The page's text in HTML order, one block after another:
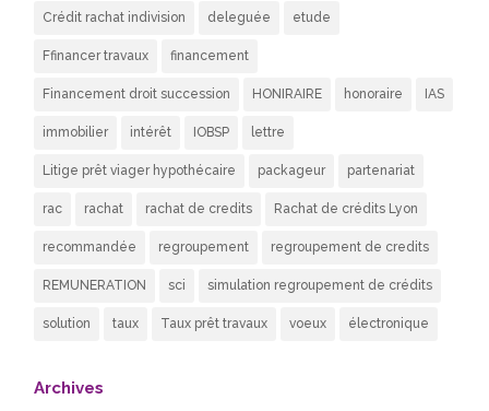
Crédit rachat indivision deleguée etude
Ffinancer travaux financement
Financement droit succession HONIRAIRE honoraire IAS
immobilier intérêt IOBSP lettre
Litige prêt viager hypothécaire packageur partenariat
rac rachat rachat de credits Rachat de crédits Lyon
recommandée regroupement regroupement de credits
REMUNERATION sci simulation regroupement de crédits
solution taux Taux prêt travaux voeux électronique
Archives